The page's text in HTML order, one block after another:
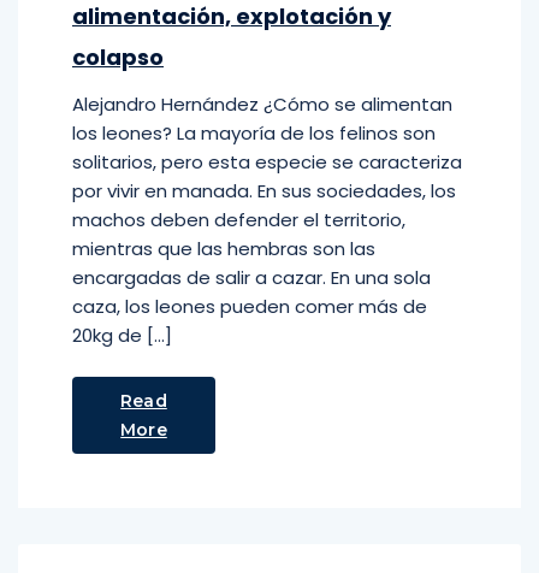
alimentación, explotación y
colapso
Alejandro Hernández ¿Cómo se alimentan
los leones? La mayoría de los felinos son
solitarios, pero esta especie se caracteriza
por vivir en manada. En sus sociedades, los
machos deben defender el territorio,
mientras que las hembras son las
encargadas de salir a cazar. En una sola
caza, los leones pueden comer más de
20kg de […]
Read
More